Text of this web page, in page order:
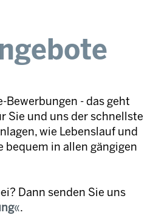
Bewerbungen - das geht
Sie und uns der schnellste
wie Lebenslauf und
bequem in allen gängigen
Dann senden Sie uns
.